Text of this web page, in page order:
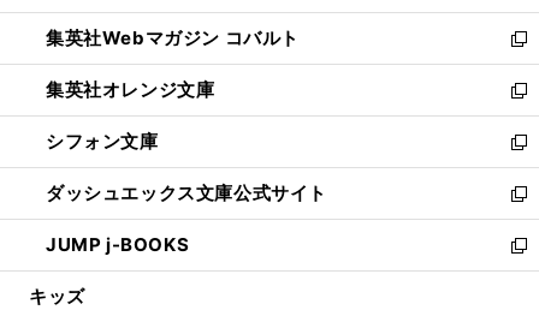
開
く
ウ
で
開
く
ン
ド
ウ
で
開
く
ウ
ィ
ン
ド
ウ
で
開
く
集英社Webマガジン コバルト
新
し
い
ウ
ィ
ン
ド
ウ
で
開
集英社オレンジ文庫
新
し
い
ウ
ィ
ン
ド
ウ
シフォン文庫
新
し
い
ウ
ィ
ン
ダッシュエックス文庫公式サイト
新
し
い
ウ
JUMP j-BOOKS
新
し
キッズ